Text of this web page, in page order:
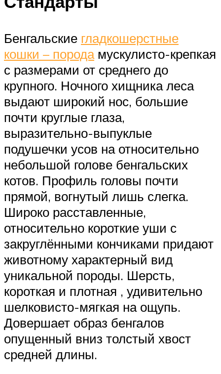
Бенгальские гладкошерстные
кошки – породамускулисто-крепкая
с размерами от среднего до
крупного. Ночного хищника леса
выдают широкий нос, большие
почти круглые глаза,
выразительно-выпуклые
подушечки усов на относительно
небольшой голове бенгальских
котов. Профиль головы почти
прямой, вогнутый лишь слегка.
Широко расставленные,
относительно короткие уши с
закруглёнными кончиками придают
животному характерный вид
уникальной породы. Шерсть,
короткая и плотная , удивительно
шелковисто-мягкая на ощупь.
Довершает образ бенгалов
опущенный вниз толстый хвост
средней длины.